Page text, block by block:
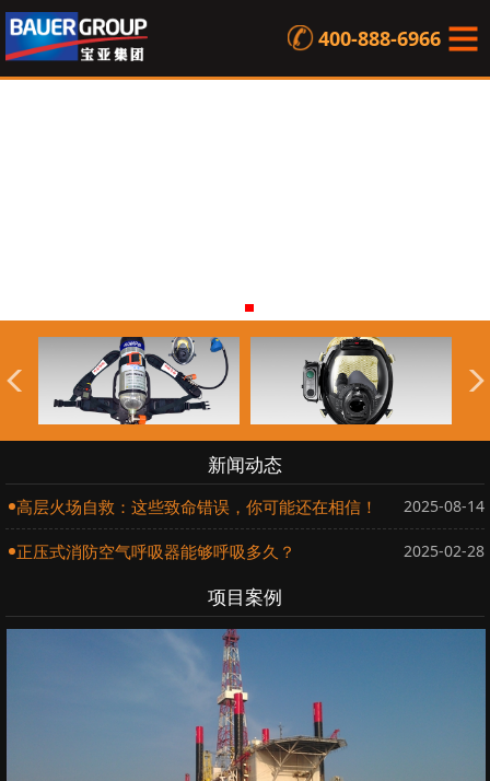
400-888-6966
1 2 3 4
新闻动态
高层火场自救：这些致命错误，你可能还在相信！ 2025-08-14
正压式消防空气呼吸器能够呼吸多久？ 2025-02-28
项目案例